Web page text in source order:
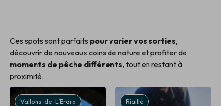
Ces spots sont parfaits pour varier vos sorties,
découvrir de nouveaux coins de nature et profiter de
moments de pêche différents, tout en restant à
proximité.
Vallons-de-L’Erdre Riaillé